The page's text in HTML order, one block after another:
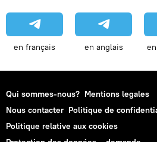
en français en anglais
Qui sommes-nous? Mentions legales
Nous contacter Politique de
Politique relative aux cookies